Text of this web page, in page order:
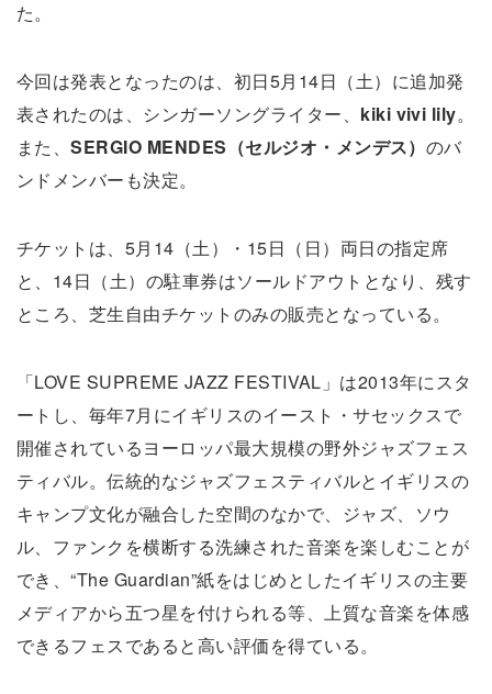
た。
今回は発表となったのは、初日5月14日（土）に追加発
表されたのは、シンガーソングライター、 kiki vivi lily。
また、SERGIO MENDES（セルジオ・メンデス） のバ
ンドメンバーも決定。
チケットは、5月14（土）・15日（日）両日の指定席
と、14日（土）の駐車券はソールドアウトとなり、残す
ところ、芝生自由チケットのみの販売となっている。
「LOVE SUPREME JAZZ FESTIVAL」は2013年にスタ
ートし、毎年7月にイギリスのイースト・サセックスで
開催されているヨーロッパ最大規模の野外ジャズフェス
ティバル。伝統的なジャズフェスティバルとイギリスの
キャンプ文化が融合した空間のなかで、ジャズ、ソウ
ル、ファンクを横断する洗練された音楽を楽しむことが
でき、“The Guardian”紙をはじめとしたイギリスの主要
メディアから五つ星を付けられる等、上質な音楽を体感
できるフェスであると高い評価を得ている。